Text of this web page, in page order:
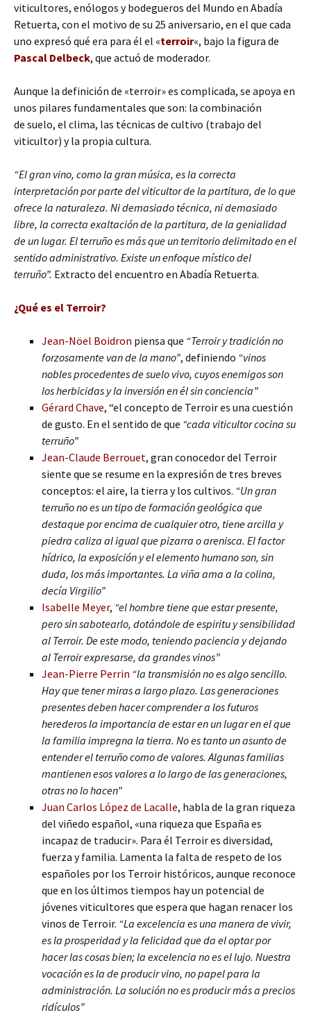
viticultores, enólogos y bodegueros del Mundo en Abadía
Retuerta, con el motivo de su 25 aniversario, en el que cada
uno expresó qué era para él el «terroir«, bajo la figura de
Pascal Delbeck, que actuó de moderador.
Aunque la definición de «terroir» es complicada, se apoya en
unos pilares fundamentales que son: la combinación
de suelo, el clima, las técnicas de cultivo (trabajo del
viticultor) y la propia cultura.
“El gran vino, como la gran música, es la correcta
interpretación por parte del viticultor de la partitura, de lo que
ofrece la naturaleza. Ni demasiado técnica, ni demasiado
libre, la correcta exaltación de la partitura, de la genialidad
de un lugar. El terruño es más que un territorio delimitado en el
sentido administrativo. Existe un enfoque místico del
terruño”. Extracto del encuentro en Abadía Retuerta.
¿Qué es el Terroir?
Jean-Nöel Boidron piensa que “Terroir y tradición no
forzosamente van de la mano”, definiendo “vinos
nobles procedentes de suelo vivo, cuyos enemigos son
los herbicidas y la inversión en él sin conciencia”
Gérard Chave, “el concepto de Terroir es una cuestión
de gusto. En el sentido de que “cada viticultor cocina su
terruño”
Jean-Claude Berrouet, gran conocedor del Terroir
siente que se resume en la expresión de tres breves
conceptos: el aire, la tierra y los cultivos. “Un gran
terruño no es un tipo de formación geológica que
destaque por encima de cualquier otro, tiene arcilla y
piedra caliza al igual que pizarra o arenisca. El factor
hídrico, la exposición y el elemento humano son, sin
duda, los más importantes. La viña ama a la colina,
decía Virgilio”
Isabelle Meyer, “el hombre tiene que estar presente,
pero sin sabotearlo, dotándole de espiritu y sensibilidad
al Terroir. De este modo, teniendo paciencia y dejando
al Terroir expresarse, da grandes vinos”
Jean-Pierre Perrin “la transmisión no es algo sencillo.
Hay que tener miras a largo plazo. Las generaciones
presentes deben hacer comprender a los futuros
herederos la importancia de estar en un lugar en el que
la familia impregna la tierra. No es tanto un asunto de
entender el terruño como de valores. Algunas familias
mantienen esos valores a lo largo de las generaciones,
otras no lo hacen”
Juan Carlos López de Lacalle, habla de la gran riqueza
del viñedo español, «una riqueza que España es
incapaz de traducir». Para él Terroir es diversidad,
fuerza y familia. Lamenta la falta de respeto de los
españoles por los Terroir históricos, aunque reconoce
que en los últimos tiempos hay un potencial de
jóvenes viticultores que espera que hagan renacer los
vinos de Terroir. “La excelencia es una manera de vivir,
es la prosperidad y la felicidad que da el optar por
hacer las cosas bien; la excelencia no es el lujo. Nuestra
vocación es la de producir vino, no papel para la
administración. La solución no es producir más a precios
ridículos”